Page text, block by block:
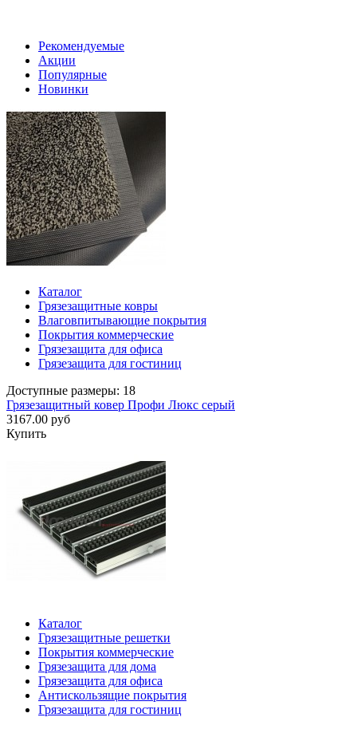
Рекомендуемые
Акции
Популярные
Новинки
Каталог
Грязезащитные ковры
Влаговпитывающие покрытия
Покрытия коммерческие
Грязезащита для офиса
Грязезащита для гостиниц
Доступные размеры: 18
Грязезащитный ковер Профи Люкс серый
3167.00 руб
Купить
Каталог
Грязезащитные решетки
Покрытия коммерческие
Грязезащита для дома
Грязезащита для офиса
Антискользящие покрытия
Грязезащита для гостиниц